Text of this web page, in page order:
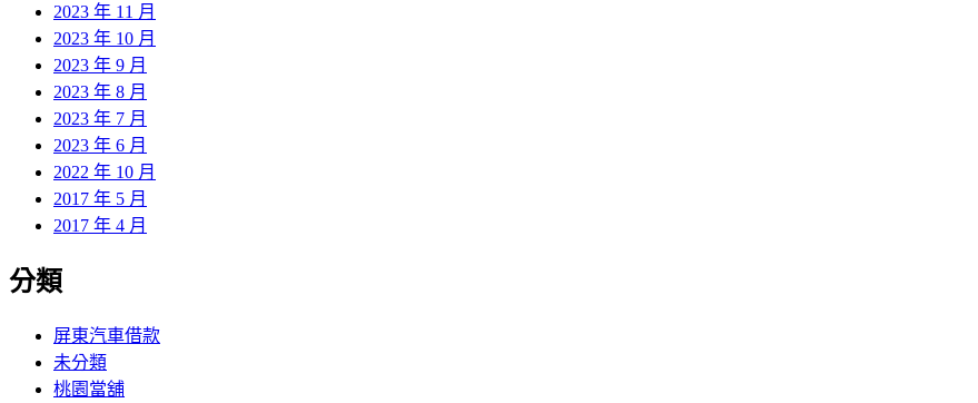
2023 年 11 月
2023 年 10 月
2023 年 9 月
2023 年 8 月
2023 年 7 月
2023 年 6 月
2022 年 10 月
2017 年 5 月
2017 年 4 月
分類
屏東汽車借款
未分類
桃園當舖